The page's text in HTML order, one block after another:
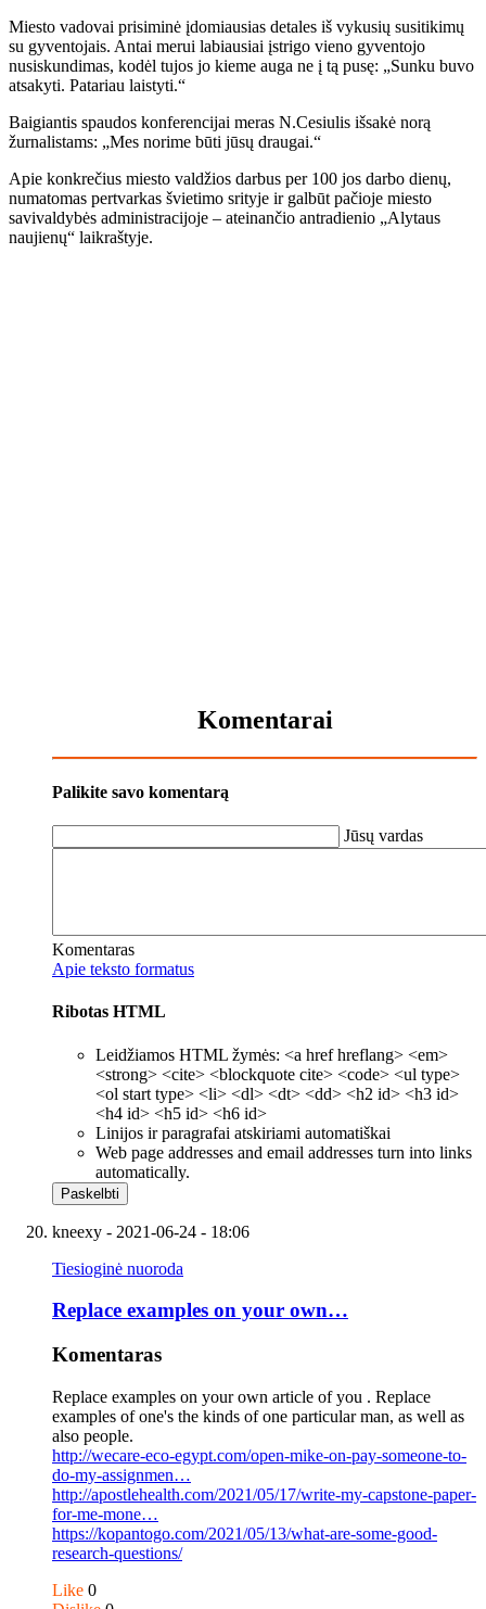
Miesto vadovai prisiminė įdomiausias detales iš vykusių susitikimų
su gyventojais. Antai merui labiausiai įstrigo vieno gyventojo
nusiskundimas, kodėl tujos jo kieme auga ne į tą pusę: „Sunku buvo
atsakyti. Patariau laistyti.“
Baigiantis spaudos konferencijai meras N.Cesiulis išsakė norą
žurnalistams: „Mes norime būti jūsų draugai.“
Apie konkrečius miesto valdžios darbus per 100 jos darbo dienų,
numatomas pertvarkas švietimo srityje ir galbūt pačioje miesto
savivaldybės administracijoje – ateinančio antradienio „Alytaus
naujienų“ laikraštyje.
Komentarai
Palikite savo komentarą
Jūsų vardas
Komentaras
Apie teksto formatus
Ribotas HTML
Leidžiamos HTML žymės: <a href hreflang> <em>
<strong> <cite> <blockquote cite> <code> <ul type>
<ol start type> <li> <dl> <dt> <dd> <h2 id> <h3 id>
<h4 id> <h5 id> <h6 id>
Linijos ir paragrafai atskiriami automatiškai
Web page addresses and email addresses turn into links
automatically.
kneexy - 2021-06-24 - 18:06
Tiesioginė nuoroda
Replace examples on your own…
Komentaras
Replace examples on your own article of you . Replace
examples of one's the kinds of one particular man, as well as
also people.
http://wecare-eco-egypt.com/open-mike-on-pay-someone-to-
do-my-assignmen…
http://apostlehealth.com/2021/05/17/write-my-capstone-paper-
for-me-mone…
https://kopantogo.com/2021/05/13/what-are-some-good-
research-questions/
Like 0